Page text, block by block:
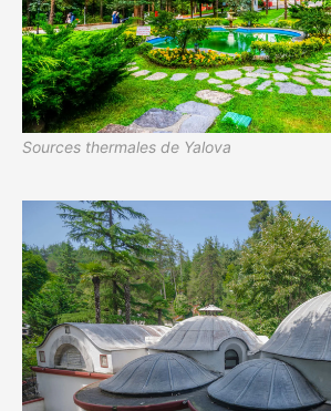
Sources thermales de Yalova